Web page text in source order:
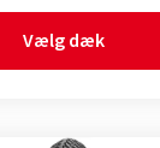
Vælg dæk